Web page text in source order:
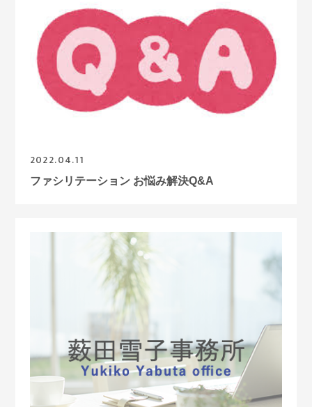
2022.04.11
ファシリテーション お悩み解決Q&A